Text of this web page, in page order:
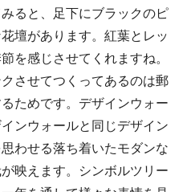
ると、足下にブラックのピ
壇があります。紅葉とレッ
を感じさせてくれますね。
させてつくってあるのは郵
ためです。デザインウォー
ンウォールと同じデザイン
わせる落ち着いたモダンな
映えます。シンボルツリー